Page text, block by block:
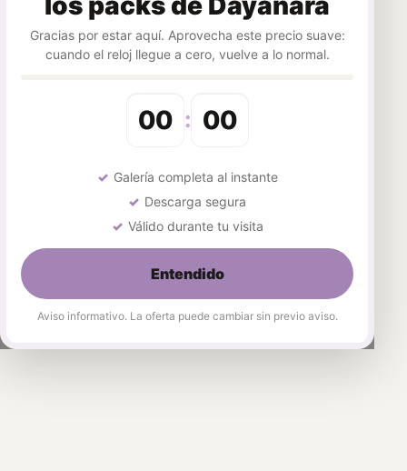
Gracias por estar aquí. Aprovecha este precio suave:
cuando el reloj llegue a cero, vuelve a lo normal.
00 : 00
Galería completa al instante
Descarga segura
Válido durante tu visita
Entendido
Aviso informativo. La oferta puede cambiar sin previo aviso.